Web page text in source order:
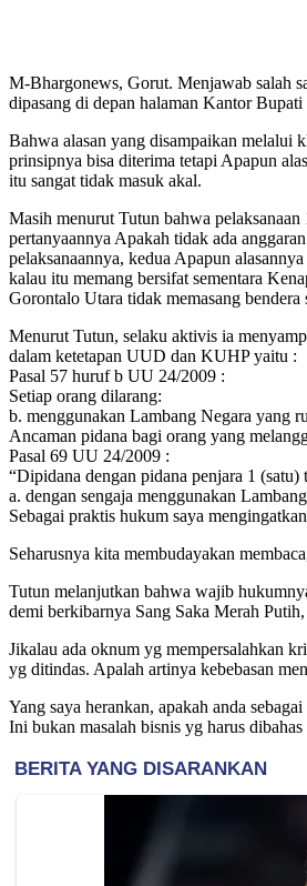
M-Bhargonews, Gorut. Menjawab salah
dipasang di depan halaman Kantor
Bahwa alasan yang disampaikan melalui
prinsipnya bisa diterima tetapi Apapun
itu sangat tidak masuk akal.
Masih menurut Tutun bahwa
pertanyaannya Apakah tidak ada
pelaksanaannya, kedua Apapun
kalau itu memang bersifat sementara
Gorontalo Utara tidak memasang
Menurut Tutun, selaku aktivis ia
dalam ketetapan UUD dan KUHP yaitu :
Pasal 57 huruf b UU 24/2009 :
Setiap orang dilarang:
b. menggunakan Lambang Negara yang
Ancaman pidana bagi orang yang
Pasal 69 UU 24/2009 :
“Dipidana dengan pidana penjara 1
a. dengan sengaja menggunakan
Sebagai praktis hukum saya
Seharusnya kita membudayakan
Tutun melanjutkan bahwa wajib
demi berkibarnya Sang Saka Merah
Jikalau ada oknum yg mempersalahkan
yg ditindas. Apalah artinya kebebasan
Yang saya herankan, apakah anda
Ini bukan masalah bisnis yg harus